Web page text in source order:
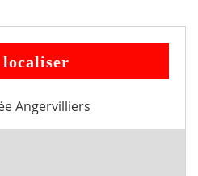
localiser
Angervilliers